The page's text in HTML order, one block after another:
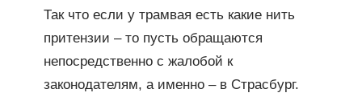
Так что если у трамвая есть какие нить
притензии – то пусть обращаются
непосредственно с жалобой к
законодателям, а именно – в Страсбург.